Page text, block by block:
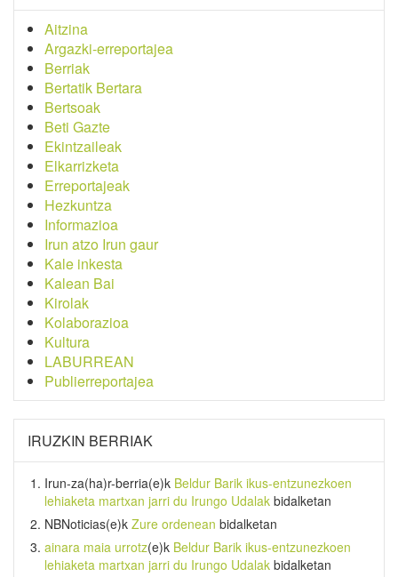
Aitzina
Argazki-erreportajea
Berriak
Bertatik Bertara
Bertsoak
Beti Gazte
Ekintzaileak
Elkarrizketa
Erreportajeak
Hezkuntza
Informazioa
Irun atzo Irun gaur
Kale inkesta
Kalean Bai
Kirolak
Kolaborazioa
Kultura
LABURREAN
Publierreportajea
IRUZKIN BERRIAK
Irun-za(ha)r-berria(e)k Beldur Barik ikus-entzunezkoen
lehiaketa martxan jarri du Irungo Udalak bidalketan
NBNoticias(e)k Zure ordenean bidalketan
ainara maia urrotz(e)k Beldur Barik ikus-entzunezkoen
lehiaketa martxan jarri du Irungo Udalak bidalketan